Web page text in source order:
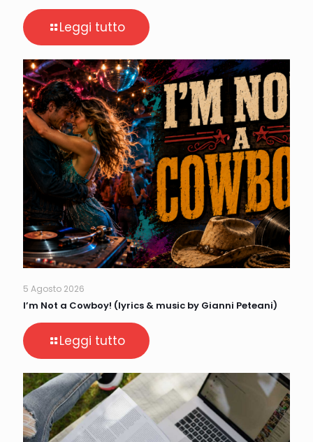
Leggi tutto
5 Agosto 2026
I’m Not a Cowboy! (lyrics & music by Gianni Peteani)
Leggi tutto